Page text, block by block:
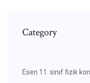
Category
Esen 11. sınıf fizik